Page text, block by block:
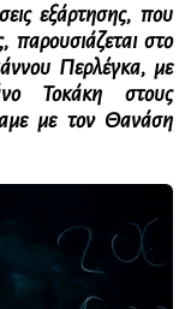
εξάρτησης, που
παρουσιάζεται στο
Περλέγκα, με
Τοκάκη στους
με τον Θανάση